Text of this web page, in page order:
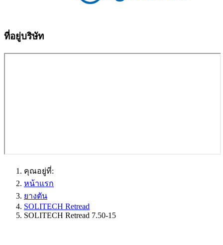
ที่อยู่บริษัท
คุณอยู่ที่:
หน้าแรก
ยางตัน
SOLITECH Retread
SOLITECH Retread 7.50-15